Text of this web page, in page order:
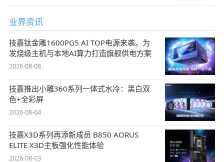
业界资讯
技嘉钛金雕1600PG5 AI TOP电源来袭，为
发烧级主机与本地AI算力打造旗舰供电方案
2026-08-08
技嘉推出小雕360系列一体式水冷：黑白双
色+全彩屏
2026-08-04
技嘉X3D系列再添新成员 B850 AORUS
ELITE X3D主板强化性能体验
2026-08-03